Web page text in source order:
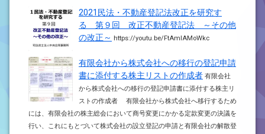
2021民法・不動産登記法改正を研究す
る 第９回 改正不動産登記法 ～その他
の改正～
https://youtu.be/FtAmlAMoWkc
有限会社から株式会社への移行の登記申請
書に添付する株主リストの作成者 有限会社
から株式会社への移行の登記申請書に添付する株主リ
ストの作成者 有限会社から株式会社へ移行するため
には、有限会社の株主総会において商号変更にかかる定款変更の決議を
行い、これにもとづいて株式会社の設立登記の申請と有限会社の解散登